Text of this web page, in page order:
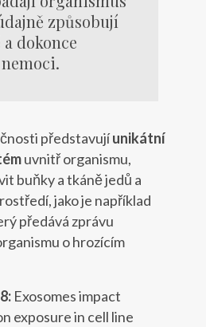
způsobují
dokonce
představujíunikátní
uvnitř organismu,
buňky a tkáně jedů a
jako je například
předává zprávu
o hrozícím
Exosomes impact
exposure in cell line